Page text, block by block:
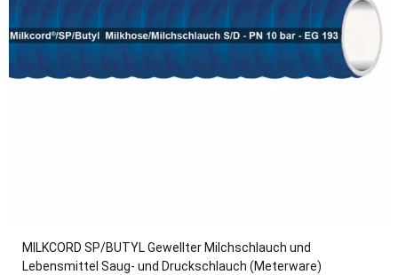
MILKCORD SP/BUTYL Gewellter Milchschlauch und
Lebensmittel Saug- und Druckschlauch (Meterware)